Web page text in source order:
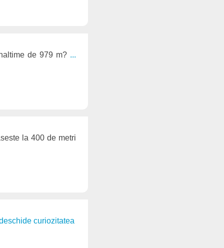
de 979 m? ...
la 400 de metri
curiozitatea